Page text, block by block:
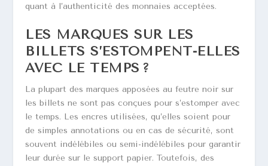
quant à l’authenticité des monnaies acceptées.
LES MARQUES SUR LES
BILLETS S’ESTOMPENT-ELLES
AVEC LE TEMPS ?
La plupart des marques apposées au feutre noir sur
les billets ne sont pas conçues pour s’estomper avec
le temps. Les encres utilisées, qu’elles soient pour
de simples annotations ou en cas de sécurité, sont
souvent indélébiles ou semi-indélébiles pour garantir
leur durée sur le support papier. Toutefois, des